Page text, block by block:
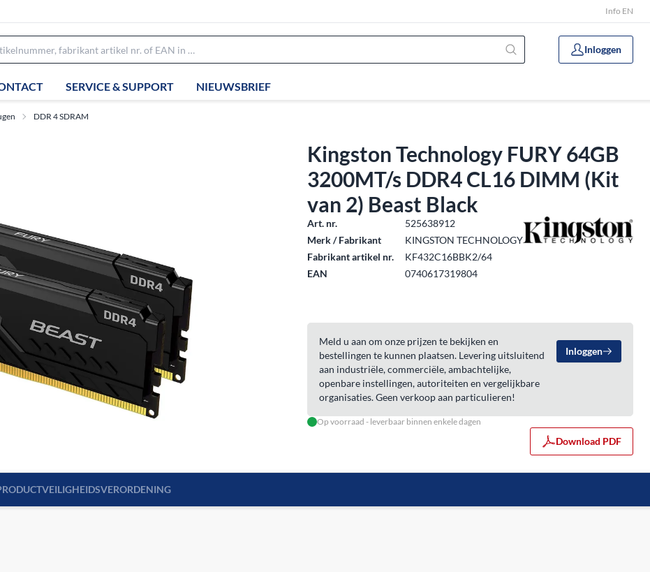
Info EN
Inloggen
SERVICE & SUPPORT NIEUWSBRIEF
DDR 4 SDRAM
Kingston Technology FURY 64GB
3200MT/s DDR4 CL16 DIMM (Kit
van 2) Beast Black
Art. nr.
525638912
Merk / Fabrikant
KINGSTON TECHNOLOGY
Fabrikant artikel nr.
KF432C16BBK2/64
EAN
0740617319804
Meld u aan om onze prijzen te bekijken en
bestellingen te kunnen plaatsen. Levering uitsluitend
aan industriële, commerciële, ambachtelijke,
openbare instellingen, autoriteiten en vergelijkbare
organisaties. Geen verkoop aan particulieren!
Inloggen
Op voorraad - leverbaar binnen enkele dagen
Download PDF